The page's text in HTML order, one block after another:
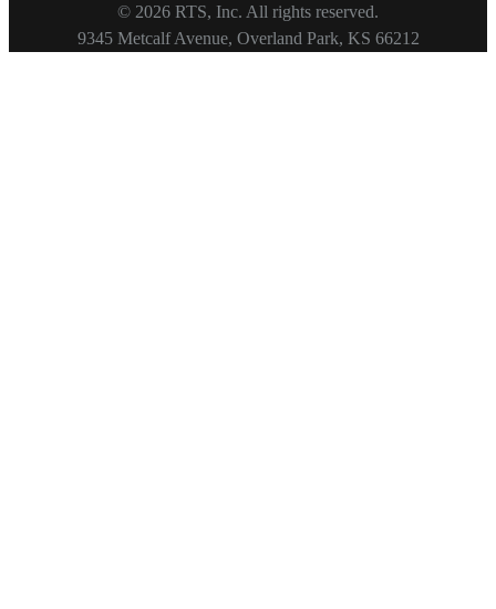
Footer
Copyright
© 2026 RTS, Inc. All rights reserved.
9345 Metcalf Avenue, Overland Park, KS 66212